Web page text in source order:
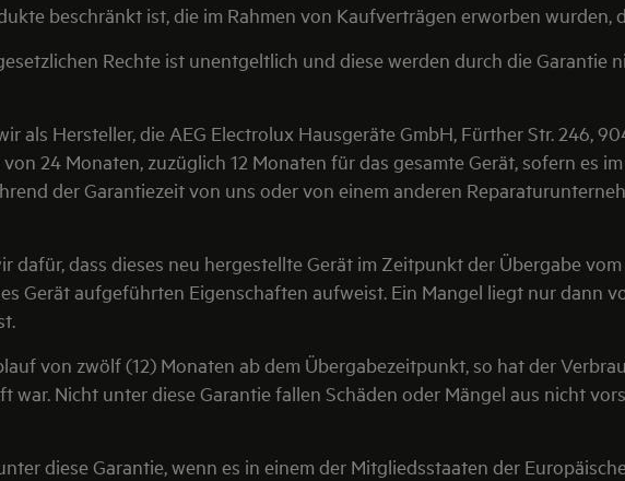
beschränkt ist, die im Rahmen von Kaufverträgen erworben wurden,
Rechte ist unentgeltlich und diese werden durch die Garantie
als Hersteller, die AEG Electrolux Hausgeräte GmbH, Fürther Str. 246,
24 Monaten, zuzüglich 12 Monaten für das gesamte Gerät, sofern es
der Garantiezeit von uns oder von einem anderen
dafür, dass dieses neu hergestellte Gerät im Zeitpunkt der Übergabe
Gerät aufgeführten Eigenschaften aufweist. Ein Mangel liegt nur dann
von zwölf (12) Monaten ab dem Übergabezeitpunkt, so hat der
war. Nicht unter diese Garantie fallen Schäden oder Mängel aus nicht
diese Garantie, wenn es in einem der Mitgliedsstaaten der